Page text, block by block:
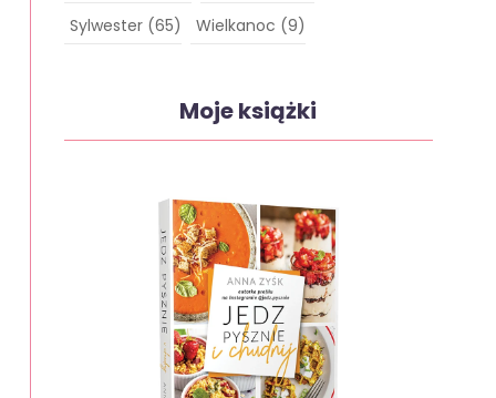
Sylwester(65) Wielkanoc (9)
Moje książki